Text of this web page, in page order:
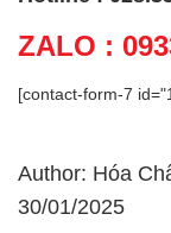
ZALO :
[contact-form-7
Author: Hóa
30/01/2025